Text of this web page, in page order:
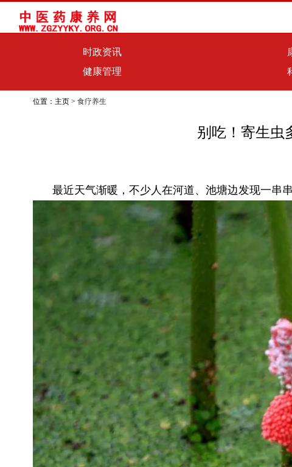
时政资讯
健康管理
位置：主页 > 食疗养生
别吃！寄生虫
最近天气渐暖，不少人在河道、池塘边发现一串